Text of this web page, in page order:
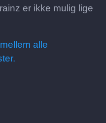
er ikke mulig lige
alle